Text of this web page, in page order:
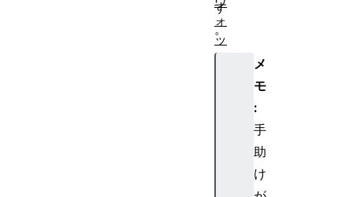
す
。
メ
モ
:
手
助
け
ォ
ッ
チ